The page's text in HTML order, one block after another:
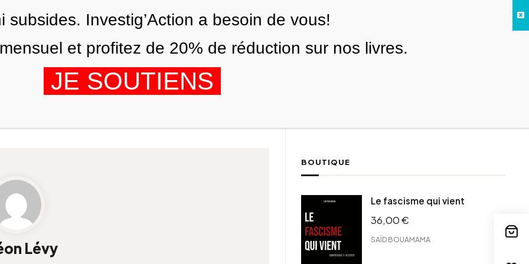
NOUS AGENDA
Lévy
BOUTIQUE
Le fascisme qui vient
36,00€
SAÏD BOUAMAMA
subsides. Investig’Action a besoin de vous!
et profitez de 20% de réduction sur nos livres.
JE SOUTIENS